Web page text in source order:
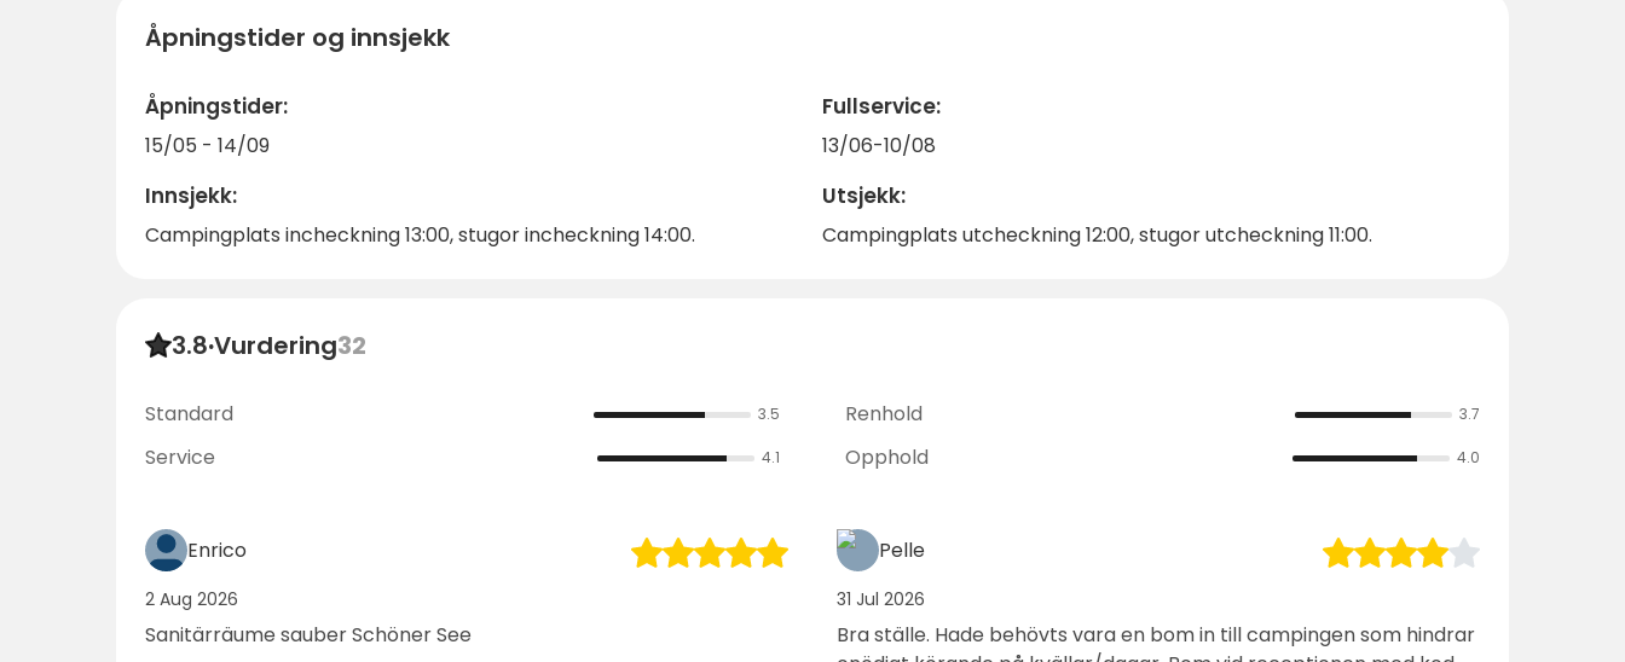
Åpningstider og innsjekk
Åpningstider:
15/05 - 14/09
Fullservice:
13/06-10/08
Innsjekk:
Campingplats incheckning 13:00, stugor incheckning 14:00.
Utsjekk:
Campingplats utcheckning 12:00, stugor utcheckning 11:00.
3.8·Vurdering32
Standard 3.5 Renhold 3.7
Service 4.1 Opphold 4.0
Enrico
2 Aug 2026
Sanitärräume sauber Schöner See
Pelle
31 Jul 2026
Bra ställe. Hade behövts vara en bom in till campingen som hindrar